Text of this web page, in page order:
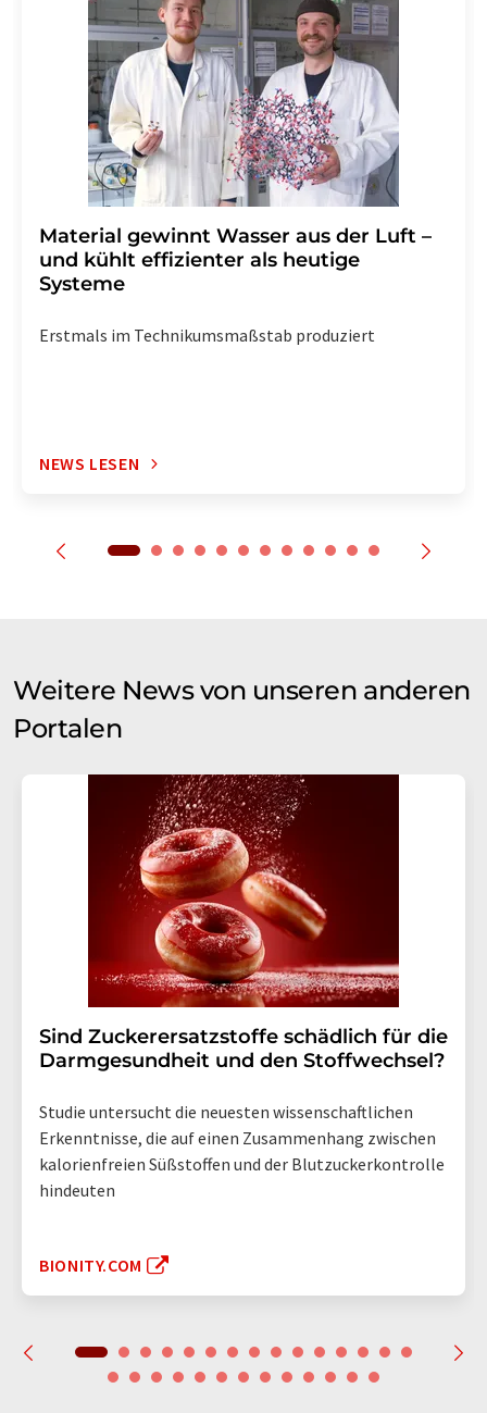
widerruf@lumitos.commit Wirkung für die Zukunft
widerrufen. Zudem ist in jeder E-Mail ein Link zur
Abbestellung des entsprechenden Newsletters
enthalten.
Material gewinnt Wasser aus der Luft –
und kühlt effizienter als heutige
Systeme
Erstmals im Technikumsmaßstab produziert
NEWS LESEN
Weitere News von unseren anderen
Portalen
Sind Zuckerersatzstoffe schädlich für die
Darmgesundheit und den Stoffwechsel?
Studie untersucht die neuesten wissenschaftlichen
Erkenntnisse, die auf einen Zusammenhang zwischen
kalorienfreien Süßstoffen und der Blutzuckerkontrolle
hindeuten
BIONITY.COM